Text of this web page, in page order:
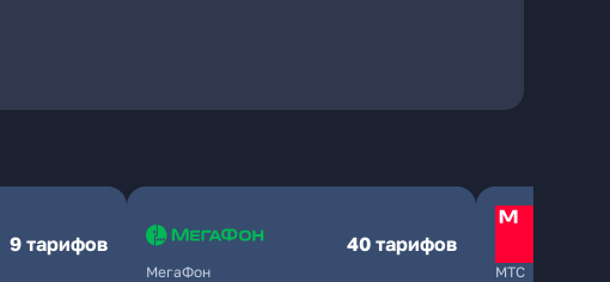
9 тарифов
МегаФон
40 тарифов
МТС